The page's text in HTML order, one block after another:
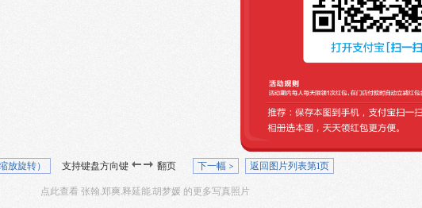
放旋转） 支持键盘方向键 翻页 下一幅 > 返回图片列表第1页
点此查看 张翰.郑爽.释延能.胡梦媛 的更多写真照片